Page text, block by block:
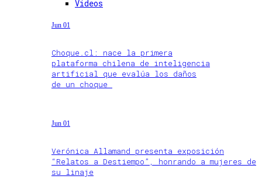
Videos
Jun 01
Choque.cl: nace la primera
plataforma chilena de inteligencia
artificial que evalúa los daños
de un choque
Jun 01
Verónica Allamand presenta exposición
“Relatos a Destiempo”, honrando a mujeres de
su linaje